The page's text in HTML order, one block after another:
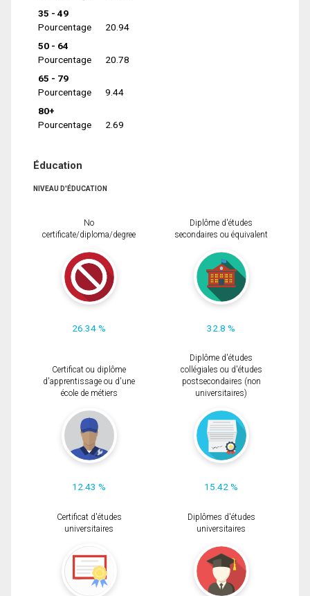
35 - 49
Pourcentage
20.94
50 - 64
Pourcentage
20.78
65 - 79
Pourcentage
9.44
80+
Pourcentage
2.69
Éducation
NIVEAU D'ÉDUCATION
No
certificate/diploma/degree
26.34 %
Diplôme d'études
secondaires ou équivalent
32.8 %
Certificat ou diplôme
d'apprentissage ou d'une
école de métiers
12.43 %
Diplôme d'études
collégiales ou d'études
postsecondaires (non
universitaires)
15.42 %
Certificat d'études
universitaires
Diplômes d'études
universitaires